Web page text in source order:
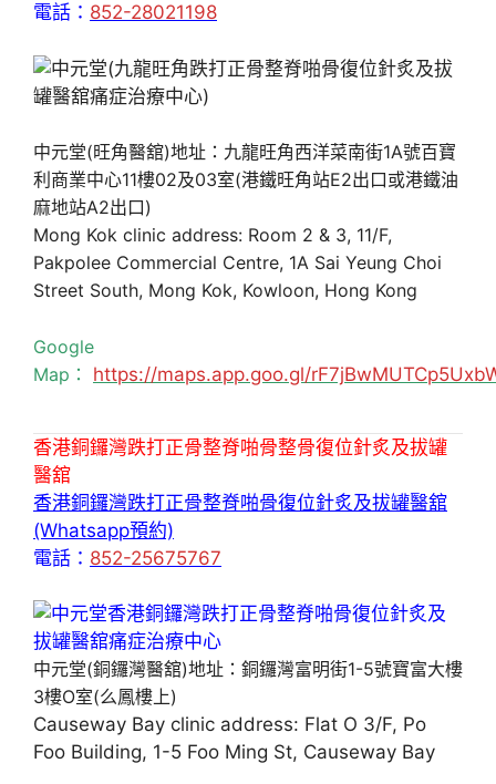
電話： 852-28021198
中元堂(旺角醫舘)地址：九龍旺角西洋菜南街1A號百寶
利商業中心11樓02及03室(港鐵旺角站E2出口或港鐵油
麻地站A2出口)
Mong Kok clinic address: Room 2 & 3, 11/F,
Pakpolee Commercial Centre, 1A Sai Yeung Choi
Street South, Mong Kok, Kowloon, Hong Kong
Google
Map： https://maps.app.goo.gl/
香港銅鑼灣跌打正骨整脊啪骨整骨復位針炙及拔罐
醫舘
香港銅鑼灣跌打正骨整脊啪骨復位針炙及拔罐醫舘
(Whatsapp預約)
電話： 852-25675767
中元堂(銅鑼灣醫舘)地址：銅鑼灣富明街1-5號寶富大樓
3樓O室(么鳳樓上)
Causeway Bay clinic address: Flat O 3/F, Po
Foo Building, 1-5 Foo Ming St, Causeway Bay